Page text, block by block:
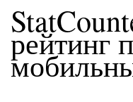
рейтинг